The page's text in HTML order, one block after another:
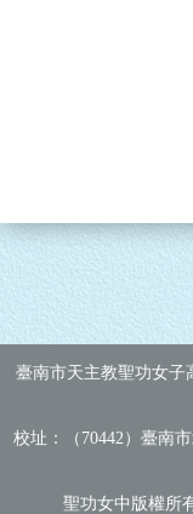
臺南市天主教聖功女子
校址：（70442）臺南
聖功女中版權所